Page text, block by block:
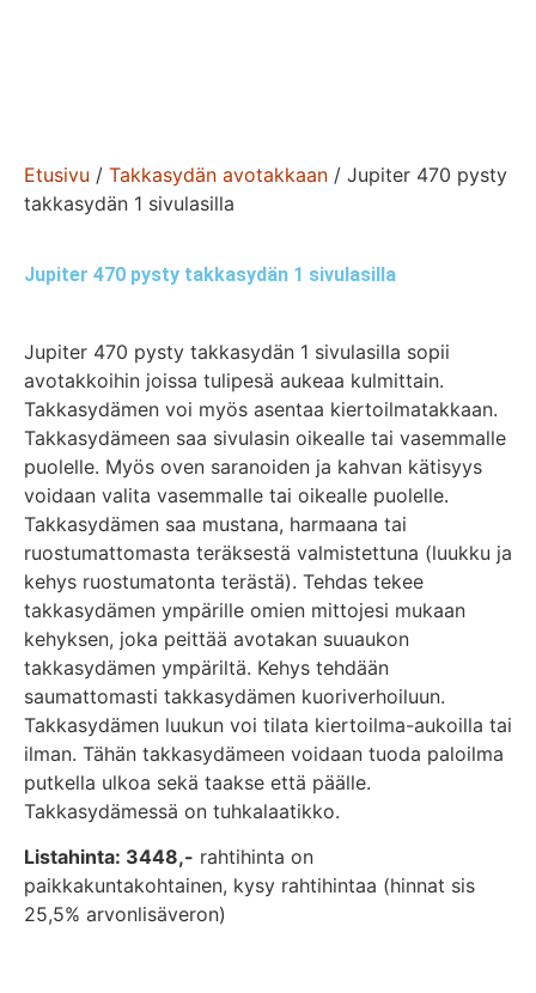
Etusivu / Takkasydän avotakkaan / Jupiter 470 pysty
takkasydän 1 sivulasilla
Jupiter 470 pysty takkasydän 1 sivulasilla
Jupiter 470 pysty takkasydän 1 sivulasilla sopii
avotakkoihin joissa tulipesä aukeaa kulmittain.
Takkasydämen voi myös asentaa kiertoilmatakkaan.
Takkasydämeen saa sivulasin oikealle tai vasemmalle
puolelle. Myös oven saranoiden ja kahvan kätisyys
voidaan valita vasemmalle tai oikealle puolelle.
Takkasydämen saa mustana, harmaana tai
ruostumattomasta teräksestä valmistettuna (luukku ja
kehys ruostumatonta terästä). Tehdas tekee
takkasydämen ympärille omien mittojesi mukaan
kehyksen, joka peittää avotakan suuaukon
takkasydämen ympäriltä. Kehys tehdään
saumattomasti takkasydämen kuoriverhoiluun.
Takkasydämen luukun voi tilata kiertoilma-aukoilla tai
ilman. Tähän takkasydämeen voidaan tuoda paloilma
putkella ulkoa sekä taakse että päälle.
Takkasydämessä on tuhkalaatikko.
Listahinta: 3448,- rahtihinta on
paikkakuntakohtainen, kysy rahtihintaa (hinnat sis
25,5% arvonlisäveron)